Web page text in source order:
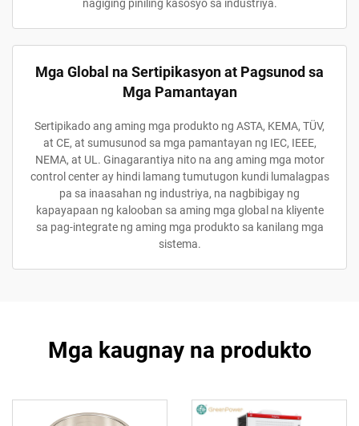
nagiging piniling kasosyo sa industriya.
Mga Global na Sertipikasyon at Pagsunod sa
Mga Pamantayan
Sertipikado ang aming mga produkto ng ASTA, KEMA, TÜV,
at CE, at sumusunod sa mga pamantayan ng IEC, IEEE,
NEMA, at UL. Ginagarantiya nito na ang aming mga motor
control center ay hindi lamang tumutugon kundi lumalagpas
pa sa inaasahan ng industriya, na nagbibigay ng
kapayapaan ng kalooban sa aming mga global na kliyente
sa pag-integrate ng aming mga produkto sa kanilang mga
sistema.
Mga kaugnay na produkto